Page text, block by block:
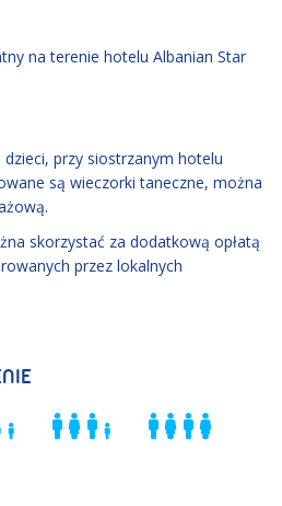
na terenie hotelu Albanian Star
dzieci, przy siostrzanym hotelu
są wieczorki taneczne, można
skorzystać za dodatkową opłatą
przez lokalnych